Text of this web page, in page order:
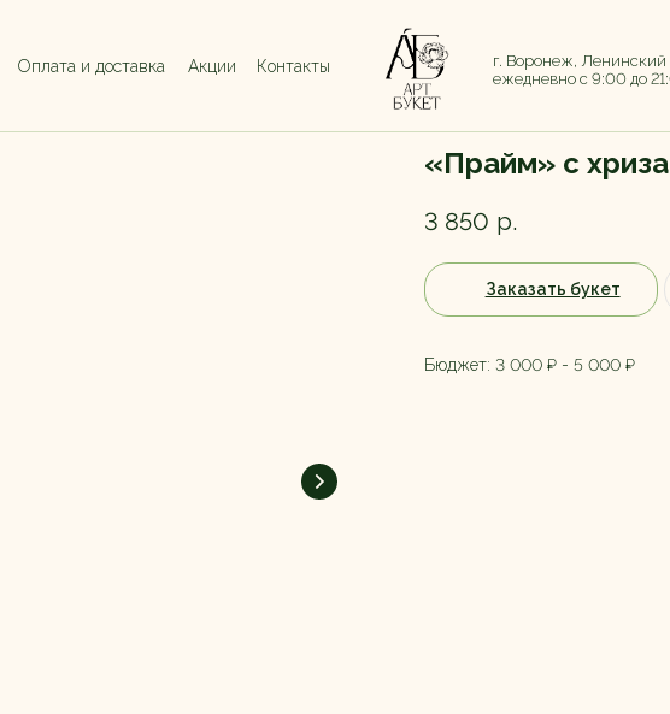
г. Воронеж, Ленинский
ежедневно с 9:00 до
Оплата и доставка Акции Контакты
«Прайм» с
3 850 р.
Заказать букет
Бюджет: 3 000 ₽ - 5 000 ₽